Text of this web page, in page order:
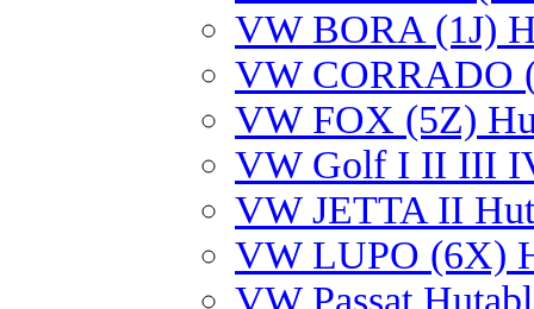
VW BORA (1J)
VW CORRADO
VW FOX (5Z)
VW Golf I II III
VW JETTA II
VW LUPO (6X)